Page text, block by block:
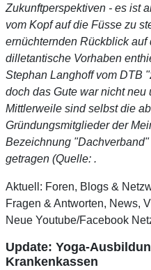
Zukunftperspektiven - es ist
vom Kopf auf die Füsse zu
ernüchternden Rückblick
dilletantische Vorhaben
Stephan Langhoff vom DTB
doch das Gute war nicht neu
Mittlerweile sind selbst die
Gründungsmitglieder der
Bezeichnung
getragen (Quelle: .
Aktuell: Foren, Blogs &
Fragen & Antworten, News,
Neue Youtube/Facebook
Update: Yoga-
Krankenkassen